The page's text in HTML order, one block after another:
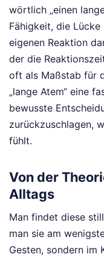
wörtlich „einen
Fähigkeit, die
eigenen Reaktion
der die
oft als Maßstab für
„lange Atem“ eine
bewusste
zurückzuschlagen,
fühlt.
Von der
Alltags
Man findet diese
man sie am
Gesten, sondern im